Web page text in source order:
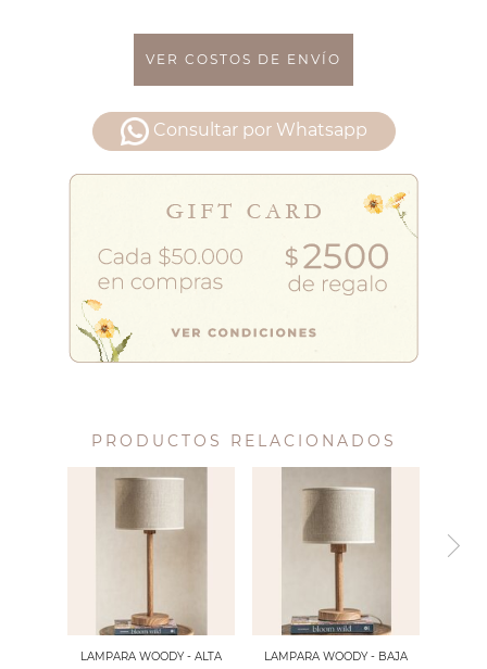
VER COSTOS DE ENVÍO
Consultar por Whatsapp
PRODUCTOS RELACIONADOS
LAMPARA WOODY - ALTA
LAMPARA WOODY - BAJA